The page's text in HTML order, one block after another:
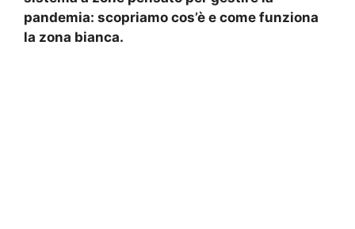
pandemia: scopriamo cos’è e come funziona
la zona bianca.